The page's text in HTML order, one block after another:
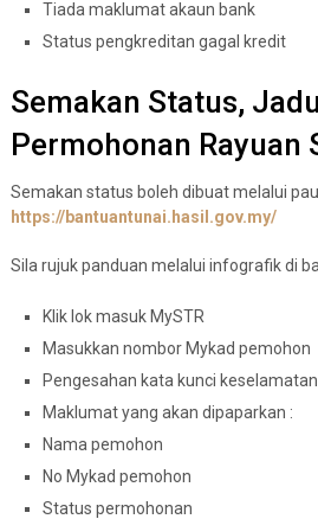
Tiada maklumat akaun bank
Status pengkreditan gagal kredit
Semakan Status,
Permohonan Rayuan
Semakan status boleh dibuat melalui
https://bantuantunai.hasil.gov.my/
Sila rujuk panduan melalui infografik di
Klik lok masuk MySTR
Masukkan nombor Mykad pemohon
Pengesahan kata kunci keselamatan
Maklumat yang akan dipaparkan :
Nama pemohon
No Mykad pemohon
Status permohonan